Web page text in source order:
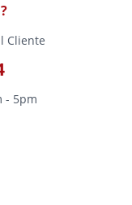
Cliente
- 5pm